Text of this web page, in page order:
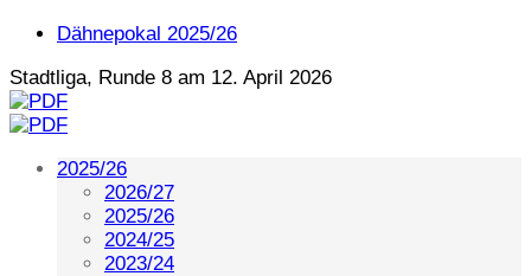
Dähnepokal 2025/26
Stadtliga, Runde 8 am 12. April 2026
2025/26
2026/27
2025/26
2024/25
2023/24